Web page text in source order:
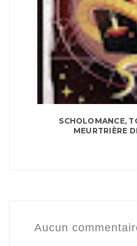
SCHOLOMANCE,
MEURTRIÈRE
Aucun